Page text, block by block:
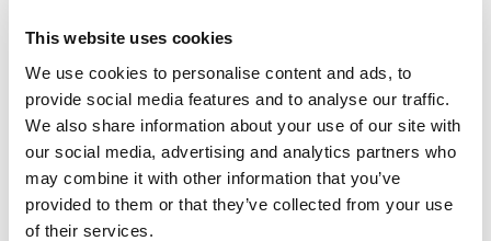
This website uses cookies
We use cookies to personalise content and ads, to
provide social media features and to analyse our traffic.
We also share information about your use of our site with
our social media, advertising and analytics partners who
may combine it with other information that you’ve
provided to them or that they’ve collected from your use
of their services.
HACKETT NEWSLETTER
PROFITEZ DE10%DE RÉDUCTION SUR VOTRE PREMIER
ACHAT